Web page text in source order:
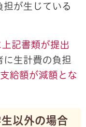
担が生じている
記書類が提出
に生計費の負担
給額が減額とな
以外の場合